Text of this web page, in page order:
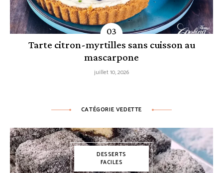
Tarte citron-myrtilles sans cuisson au
mascarpone
juillet 10, 2026
CATÉGORIE VEDETTE
DESSERTS
FACILES